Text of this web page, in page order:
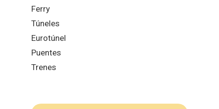
Ferry
Túneles
Eurotúnel
Puentes
Trenes